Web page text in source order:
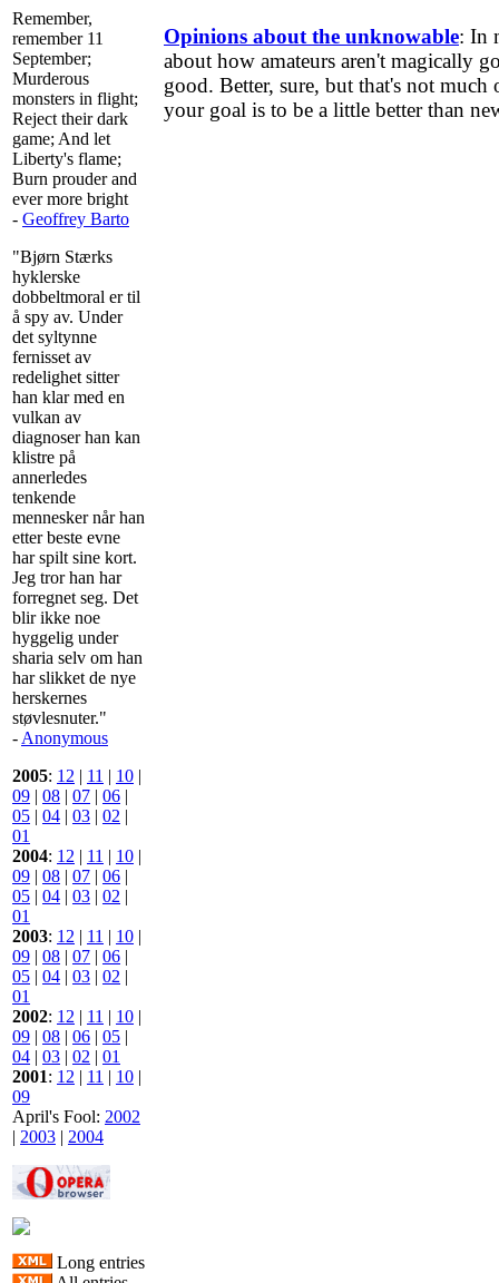
Remember,
remember 11
September;
Murderous
monsters in flight;
Reject their dark
game; And let
Liberty's flame;
Burn prouder and
ever more bright
- Geoffrey Barto
"Bjørn Stærks
hyklerske
dobbeltmoral er til
å spy av. Under
det syltynne
fernisset av
redelighet sitter
han klar med en
vulkan av
diagnoser han kan
klistre på
annerledes
tenkende
mennesker når han
etter beste evne
har spilt sine kort.
Jeg tror han har
forregnet seg. Det
blir ikke noe
hyggelig under
sharia selv om han
har slikket de nye
herskernes
støvlesnuter."
- Anonymous
2005: 12 | 11 | 10 |
09 | 08 | 07 | 06 |
05 | 04 | 03 | 02 |
01
2004: 12 | 11 | 10 |
09 | 08 | 07 | 06 |
05 | 04 | 03 | 02 |
01
2003: 12 | 11 | 10 |
09 | 08 | 07 | 06 |
05 | 04 | 03 | 02 |
01
2002: 12 | 11 | 10 |
09 | 08 | 06 | 05 |
04 | 03 | 02 | 01
2001: 12 | 11 | 10 |
09
April's Fool: 2002
| 2003 | 2004
Long entries
Opinions about the unknowable: In
about how amateurs aren't magically
good. Better, sure, but that's not much
your goal is to be a little better than